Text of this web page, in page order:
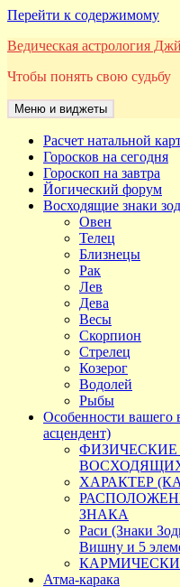
Перейти к содержимому
Ведическая астрология
Чтобы понять свою судьбу
Меню и виджеты
Расчет натальной
Горосков на сегодня
Гороскоп на завтра
Йогический форум
Восходящие знаки
Овен
Телец
Близнецы
Рак
Лев
Дева
Весы
Скорпион
Стрелец
Козерог
Водолей
Рыбы
Особенности вашего
асцендент)
ХАРАКТЕР
ЗНАКА
Раси (Знаки
Вишну и 5
Атма-карака